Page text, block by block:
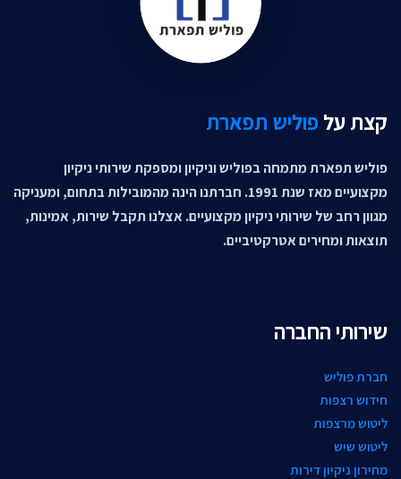
קצת על פוליש תפארת
פוליש תפארת מתמחה בפוליש וניקיון ומספקת שירותי ניקיון
מקצועיים מאז שנת 1991. חברתנו הינה מהמובילות בתחום, ומעניקה
מגוון רחב של שירותי ניקיון מקצועיים. אצלנו תקבל שירות, אמינות,
תוצאות ומחירים אטרקטיביים.
שירותי החברה
חברת פוליש
חידוש רצפות
ליטוש מרצפות
ליטוש שיש
מחירון ניקיון דירות